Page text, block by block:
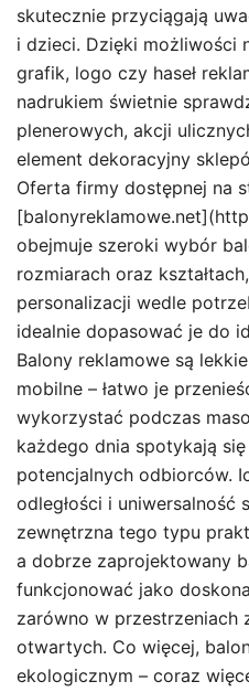
skutecznie przyciągają
i dzieci. Dzięki możliwości
grafik, logo czy haseł
nadrukiem świetnie
plenerowych, akcji
element dekoracyjny
Oferta firmy dostępnej na
obejmuje szeroki wybór
rozmiarach oraz
personalizacji wedle
idealnie dopasować je do
Balony reklamowe są
mobilne – łatwo je
wykorzystać podczas
każdego dnia spotykają
potencjalnych odbiorców.
odległości i uniwersalność
zewnętrzna tego typu
a dobrze zaprojektowany
funkcjonować jako
zarówno w przestrzeniach
otwartych. Co więcej,
ekologicznym – coraz